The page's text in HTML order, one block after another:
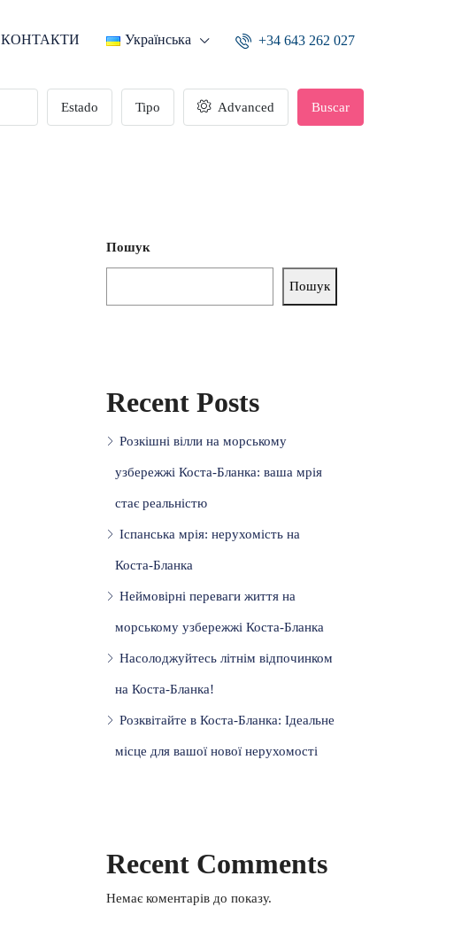
КОНТАКТИ Українська +34 643 262 027
Estado Tipo Advanced Buscar
Пошук
Пошук
Recent Posts
Розкішні вілли на морському
узбережжі Коста-Бланка: ваша мрія
стає реальністю
Іспанська мрія: нерухомість на
Коста-Бланка
Неймовірні переваги життя на
морському узбережжі Коста-Бланка
Насолоджуйтесь літнім відпочинком
на Коста-Бланка!
Розквітайте в Коста-Бланка: Ідеальне
місце для вашої нової нерухомості
Recent Comments
Немає коментарів до показу.